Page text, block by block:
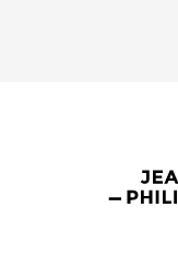
Jean-
Philippe